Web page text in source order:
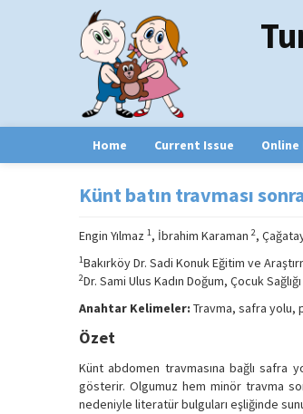
Home Current Issue
Künt batın travması
Engin Yılmaz 1, İbrahim Karaman 2,
1Bakırköy Dr. Sadi Konuk Eğitim ve
2Dr. Sami Ulus Kadın Doğum, Çocuk
Anahtar Kelimeler: Travma, safra yolu,
Özet
Künt abdomen travmasına bağlı safra
gösterir. Olgumuz hem minör travma
nedeniyle literatür bulguları eşliğinde